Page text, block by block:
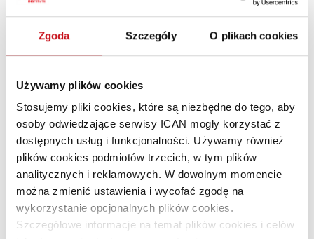
Zgoda Szczegóły O plikach cookies
Używamy plików cookies
Stosujemy pliki cookies, które są niezbędne do tego, aby
osoby odwiedzające serwisy ICAN mogły korzystać z
dostępnych usług i funkcjonalności. Używamy również
plików cookies podmiotów trzecich, w tym plików
analitycznych i reklamowych. W dowolnym momencie
można zmienić ustawienia i wycofać zgodę na
wykorzystanie opcjonalnych plików cookies.
Szczegółowe informacje na temat plików cookies i celów
Ale co z usługami? Jak powinny w tym cyfrowym świecie
kwiaciarnie, kluby fitness? To z pewnością jest wyzwanie
w skrajnej wersji ze wszystkimi dotychczasowymi
aktywnościami będziemy musieli przesiąść się w jakiejś
mierze do online.
Wymagania cyfrowej
rzeczywistości